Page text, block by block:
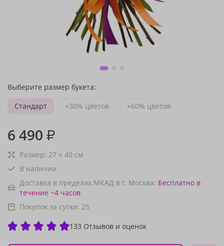
Выберите размер букета:
Стандарт
+30% цветов +60% цветов
6 490 ₽
Размер: 27 × 40 см
В наличии
Доставка в пределах МКАД в г. Москва: Бесплатно в
течение ~4 часов
Покупок за сутки: 25
133 Отзывов и оценок